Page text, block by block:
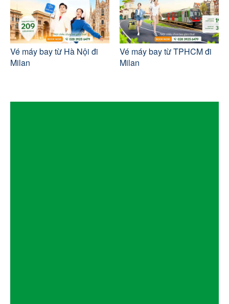
Vé máy bay từ Hà Nội đi
Milan
Vé máy bay từ TPHCM đi
Milan